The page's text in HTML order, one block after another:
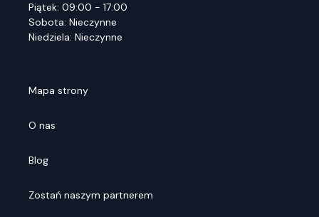
Piątek: 09:00 - 17:00
Sobota: Nieczynne
Niedziela: Nieczynne
Mapa strony
O nas
Blog
Zostań naszym partnerem